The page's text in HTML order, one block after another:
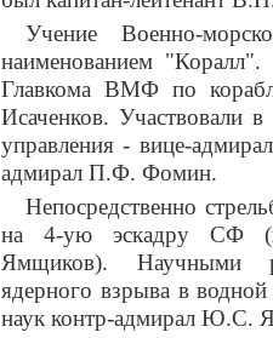
Учение Военно-
наименованием "Коралл".
Главкома ВМФ по
Исаченков. Участвовали
управления - вице-
адмирал П.Ф. Фомин.
Непосредственно
на 4-ую эскадру СФ
Ямщиков). Научными
ядерного взрыва в
наук контр-адмирал Ю.С.